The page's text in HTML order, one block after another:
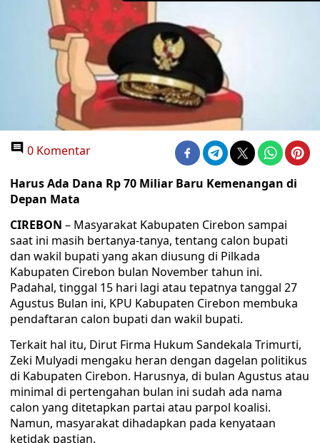
0 Komentar
Harus Ada Dana Rp 70 Miliar Baru Kemenangan di
Depan Mata
CIREBON – Masyarakat Kabupaten Cirebon sampai
saat ini masih bertanya-tanya, tentang calon bupati
dan wakil bupati yang akan diusung di Pilkada
Kabupaten Cirebon bulan November tahun ini.
Padahal, tinggal 15 hari lagi atau tepatnya tanggal 27
Agustus Bulan ini, KPU Kabupaten Cirebon membuka
pendaftaran calon bupati dan wakil bupati.
Terkait hal itu, Dirut Firma Hukum Sandekala Trimurti,
Zeki Mulyadi mengaku heran dengan dagelan politikus
di Kabupaten Cirebon. Harusnya, di bulan Agustus atau
minimal di pertengahan bulan ini sudah ada nama
calon yang ditetapkan partai atau parpol koalisi.
Namun, masyarakat dihadapkan pada kenyataan
ketidak pastian.